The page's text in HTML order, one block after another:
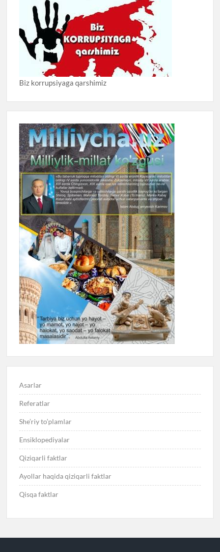
Biz korrupsiyaga qarshimiz
Asarlar
Referatlar
She’riy to’plamlar
Ensiklopediyalar
Qiziqarli faktlar
Ayollar haqida qiziqarli faktlar
Qisqa faktlar